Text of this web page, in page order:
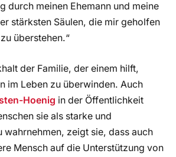
durch meinen Ehemann und meine
stärksten Säulen, die mir geholfen
überstehen.“
der Familie, der einem hilft,
im Leben zu überwinden. Auch
Hoenig in der Öffentlichkeit
sie als starke und
wahrnehmen, zeigt sie, dass auch
Mensch auf die Unterstützung von